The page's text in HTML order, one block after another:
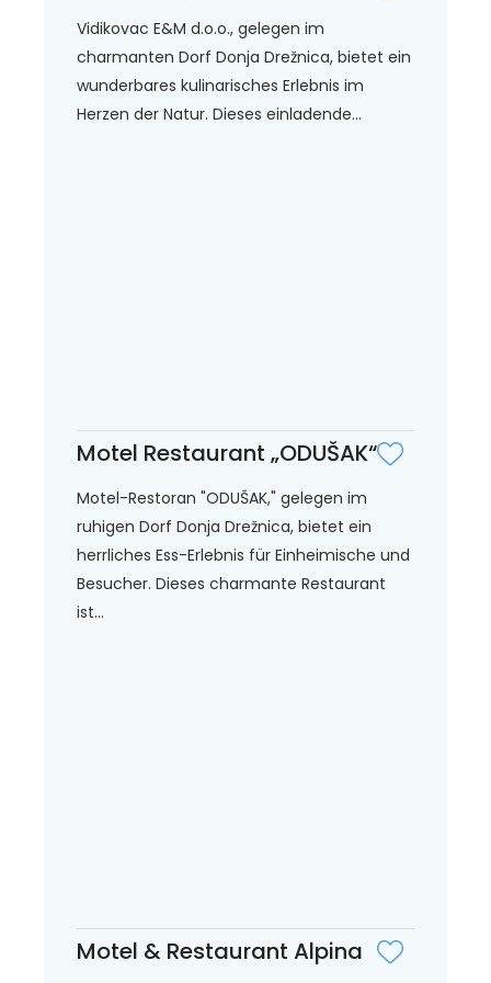
Vidikovac E&M d.o.o., gelegen im
charmanten Dorf Donja Drežnica, bietet ein
wunderbares kulinarisches Erlebnis im
Herzen der Natur. Dieses einladende...
Motel Restaurant „ODUŠAK“
Motel-Restoran "ODUŠAK," gelegen im
ruhigen Dorf Donja Drežnica, bietet ein
herrliches Ess-Erlebnis für Einheimische und
Besucher. Dieses charmante Restaurant
ist...
Motel & Restaurant Alpina